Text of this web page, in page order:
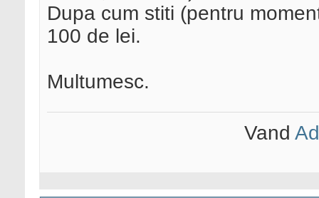
Dupa cum stiti (pentru
100 de lei.
Multumesc.
Vand